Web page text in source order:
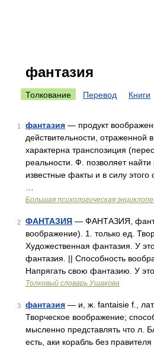
фантазия
Толкование Перевод Книги
1 фантазия — продукт
действительности, отраженной
характерна транспозиция
реальности. Ф. позволяет
известные факты и в силу
Большая психологическая
2 ФАНТАЗИЯ — ФАНТАЗИЯ,
воображение). 1. только ед.
Художественная фантазия. У
фантазия. || Способность
Напрягать свою фантазию. У
Толковый словарь Ушакова
3 фантазия — и, ж. fantaisie f., лат.
Творческое воображение;
мысленно представлять что л.
есть, аки корабль без